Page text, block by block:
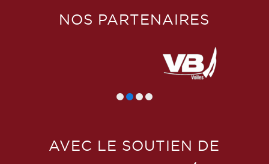
NOS PARTENAIRES
AVEC LE SOUTIEN DE